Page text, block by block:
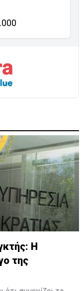
H
της